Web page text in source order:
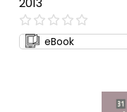
2013
0%
eBook